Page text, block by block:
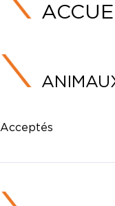
Acceptés